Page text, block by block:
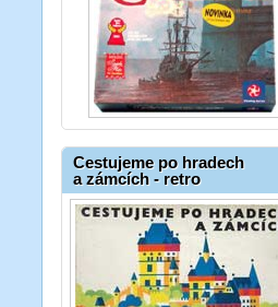
Cestujeme po hradech
a zámcích - retro